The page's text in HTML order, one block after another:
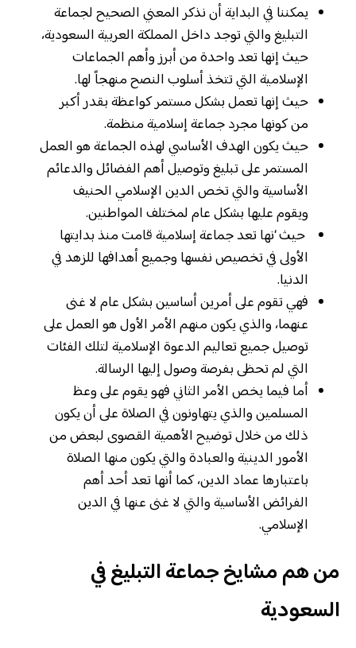
يمكننا في البداية أن نذكر المعني الصحيح لجماعة
التبليغ والتي توجد داخل المملكة العربية السعودية،
حيث إنها تعد واحدة من أبرز وأهم الجماعات
الإسلامية التي تتخذ أسلوب النصح منهجاً لها.
حيث إنها تعمل بشكل مستمر كواعظة بقدر أكبر
من كونها مجرد جماعة إسلامية منظمة.
حيث يكون الهدف الأساسي لهذه الجماعة هو العمل
المستمر على تبليغ وتوصيل أهم الفضائل والدعائم
الأساسية والتي تخص الدين الإسلامي الحنيف
ويقوم عليها بشكل عام لمختلف المواطنين.
حيث ‘نها تعد جماعة إسلامية قامت منذ بدايتها
الأولى في تخصيص نفسها وجميع أهدافها للزهد في
الدنيا.
فهي تقوم على أمرين أساسين بشكل عام لا غنى
عنهما، والذي يكون منهم الأمر الأول هو العمل على
توصيل جميع تعاليم الدعوة الإسلامية لتلك الفئات
التي لم تحظى بفرصة وصول إليها الرسالة.
أما فيما يخص الأمر الثاني فهو يقوم على وعظ
المسلمين والذي يتهاونون في الصلاة على أن يكون
ذلك من خلال توضيح الأهمية القصوى لبعض من
الأمور الدينية والعبادة والتي يكون منها الصلاة
باعتبارها عماد الدين، كما أنها تعد أحد أهم
الفرائض الأساسية والتي لا غنى عنها في الدين
الإسلامي.
من هم مشايخ جماعة التبليغ في
السعودية